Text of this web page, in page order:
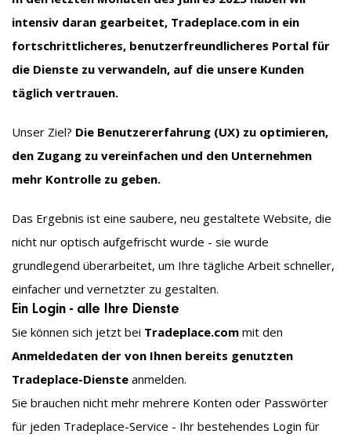
intensiv daran gearbeitet, Tradeplace.com in ein
fortschrittlicheres, benutzerfreundlicheres Portal für
die Dienste zu verwandeln, auf die unsere Kunden
täglich vertrauen.
Unser Ziel? Die Benutzererfahrung (UX) zu optimieren,
den Zugang zu vereinfachen und den Unternehmen
mehr Kontrolle zu geben.
Das Ergebnis ist eine saubere, neu gestaltete Website, die
nicht nur optisch aufgefrischt wurde - sie wurde
grundlegend überarbeitet, um Ihre tägliche Arbeit schneller,
einfacher und vernetzter zu gestalten.
Ein Login - alle Ihre Dienste
Sie können sich jetzt bei Tradeplace.com mit den
Anmeldedaten der von Ihnen bereits genutzten
Tradeplace-Dienste anmelden.
Sie brauchen nicht mehr mehrere Konten oder Passwörter
für jeden Tradeplace-Service - Ihr bestehendes Login für